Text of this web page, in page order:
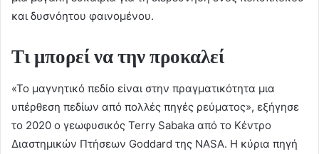
και δυσνόητου φαινομένου.
Τι μπορεί να την προκαλεί
«Το μαγνητικό πεδίο είναι στην πραγματικότητα μια
υπέρθεση πεδίων από πολλές πηγές ρεύματος», εξήγησε
το 2020 ο γεωφυσικός Terry Sabaka από το Κέντρο
Διαστημικών Πτήσεων Goddard της NASA. Η κύρια πηγή